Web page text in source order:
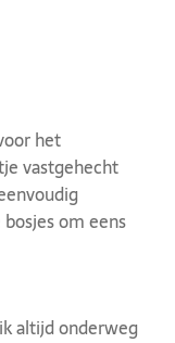
het
vastgehecht
om eens
altijd onderweg